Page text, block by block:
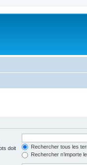
doit
Rechercher tous les
Rechercher n’importe